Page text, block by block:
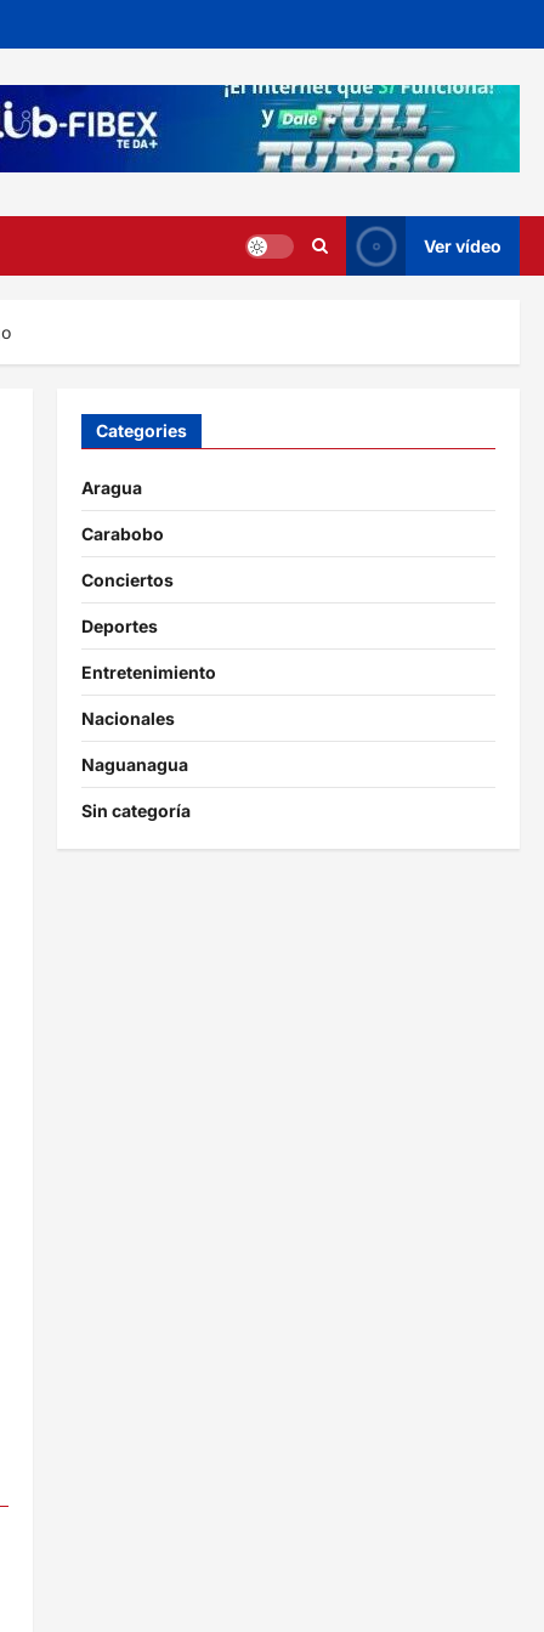
Ver vídeo
Categories
Aragua
Carabobo
Conciertos
Deportes
Entretenimiento
Nacionales
Naguanagua
Sin categoría